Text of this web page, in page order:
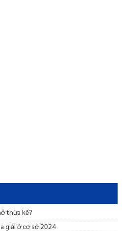
thừa kế?
giải ở cơ sở 2024